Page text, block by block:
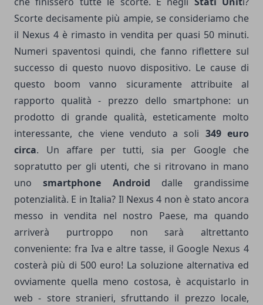
Scorte decisamente più ampie, se consideriamo che
il Nexus 4 è rimasto in vendita per quasi 50 minuti.
Numeri spaventosi quindi, che fanno riflettere sul
successo di questo nuovo dispositivo. Le cause di
questo boom vanno sicuramente attribuite al
rapporto qualità - prezzo dello smartphone: un
prodotto di grande qualità, esteticamente molto
interessante, che viene venduto a soli 349 euro
circa. Un affare per tutti, sia per Google che
sopratutto per gli utenti, che si ritrovano in mano
unosmartphone Android dalle grandissime
potenzialità. E in Italia? Il Nexus 4 non è stato ancora
messo in vendita nel nostro Paese, ma quando
arriverà purtroppo non sarà altrettanto
conveniente: fra Iva e altre tasse, il Google Nexus 4
costerà più di 500 euro! La soluzione alternativa ed
ovviamente quella meno costosa, è acquistarlo in
web - store stranieri, sfruttando il prezzo locale,